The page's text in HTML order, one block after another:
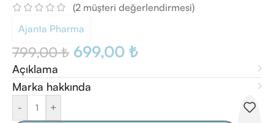
(2 müşteri değerlendirmesi)
Ajanta Pharma
799,00₺ 699,00 ₺
Açıklama
Marka hakkında
- +